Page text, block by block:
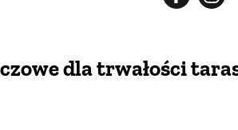
dla trwałości